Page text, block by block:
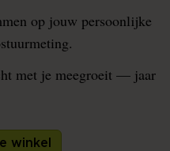
op jouw persoonlijke
met je meegroeit — jaar
winkel